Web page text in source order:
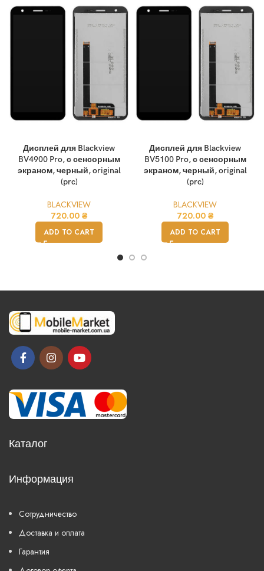
Дисплей для Blackview
BV4900 Pro, с сенсорным
экраном, черный, original
(prc)
BLACKVIEW
720.00 ₴
ADD TO CART
Дисплей для Blackview
BV5100 Pro, с сенсорным
экраном, черный, original
(prc)
BLACKVIEW
720.00 ₴
ADD TO CART
Каталог
Информация
Сотрудничество
Доставка и оплата
Гарантия